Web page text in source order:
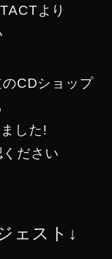
より
CDショップ
した!
ださい
ェスト↓